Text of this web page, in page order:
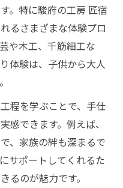
。特に駿府の工房 匠宿
るさまざまな体験プロ
や木工、千筋細工な
体験は、子供から大人
程を学ぶことで、手仕
感できます。例えば、
、家族の絆も深まるで
サポートしてくれるた
るのが魅力です。